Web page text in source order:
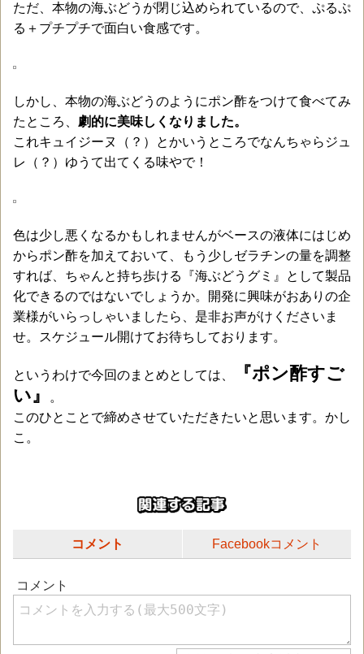
ただ、本物の海ぶどうが閉じ込められているので、ぷるぷ
る＋プチプチで面白い食感です。
しかし、本物の海ぶどうのようにポン酢をつけて食べてみ
たところ、 劇的に美味しくなりました。
これキュイジーヌ（？）とかいうところでなんちゃらジュ
レ（？）ゆうて出てくる味やで！
色は少し悪くなるかもしれませんがベースの液体にはじめ
からポン酢を加えておいて、もう少しゼラチンの量を調整
すれば、ちゃんと持ち歩ける『海ぶどうグミ』として製品
化できるのではないでしょうか。開発に興味がおありの企
業様がいらっしゃいましたら、是非お声がけくださいま
せ。スケジュール開けてお待ちしております。
というわけで今回のまとめとしては、
『ポン酢すご
い』
。
このひとことで締めさせていただきたいと思います。かし
こ。
コメント Facebookコメント